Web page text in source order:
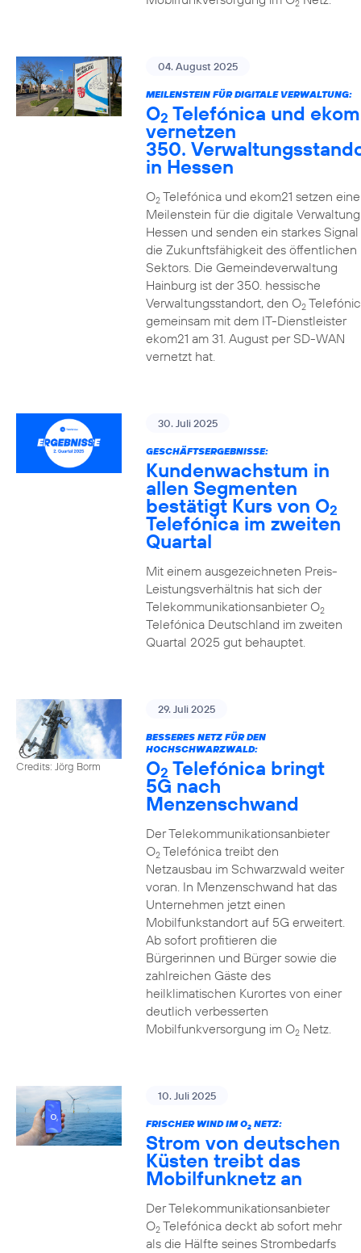
2
04. August 2025
MEILENSTEIN FÜR DIGITALE VERWALTUNG:
O2 Telefónica und
vernetzen
350.
in Hessen
O2Telefónica und ekom21 setzen
Meilenstein für die digitale
Hessen und senden ein starkes
die Zukunftsfähigkeit des öffentlichen
Sektors. Die Gemeindeverwaltung
Hainburg ist der 350. hessische
Verwaltungsstandort, den O2
gemeinsam mit dem IT-Dienstleister
ekom21 am 31. August per SD-WAN
vernetzt hat.
30. Juli 2025
GESCHÄFTSERGEBNISSE:
Kundenwachstum in
allen Segmenten
bestätigt Kurs von O2
Telefónica im zweiten
Quartal
Mit einem ausgezeichneten Preis-
Leistungsverhältnis hat sich der
Telekommunikationsanbieter O2
Telefónica Deutschland im zweiten
Quartal 2025 gut behauptet.
Credits: Jörg Borm
29. Juli 2025
BESSERES NETZ FÜR DEN
HOCHSCHWARZWALD:
O2 Telefónica bringt
5G nach
Menzenschwand
Der Telekommunikationsanbieter
O2Telefónica treibt den
Netzausbau im Schwarzwald weiter
voran. In Menzenschwand hat das
Unternehmen jetzt einen
Mobilfunkstandort auf 5G erweitert.
Ab sofort profitieren die
Bürgerinnen und Bürger sowie die
zahlreichen Gäste des
heilklimatischen Kurortes von einer
deutlich verbesserten
Mobilfunkversorgung im O2Netz.
10. Juli 2025
FRISCHER WIND IM O2NETZ:
Strom von deutschen
Küsten treibt das
Mobilfunknetz an
Der Telekommunikationsanbieter
O2Telefónica deckt ab sofort mehr
als die Hälfte seines Strombedarfs